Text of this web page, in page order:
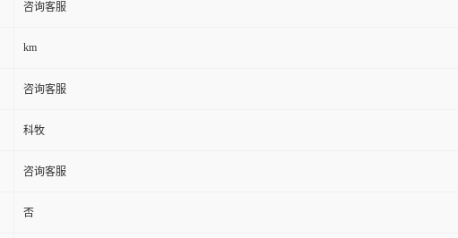
咨询客服
km
咨询客服
科牧
咨询客服
否